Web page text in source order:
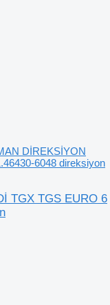
DİREKSİYON
6048 direksiyon
TGX TGS EURO 6